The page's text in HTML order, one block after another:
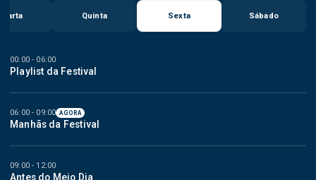
Quinta Sexta Sábado
00:00 - 06:00
Playlist da Festival
06:00 - 09:00 AGORA
Manhãs da Festival
09:00 - 12:00
Antes do Meio Dia